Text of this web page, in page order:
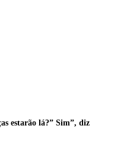
estarão lá?” Sim”, diz